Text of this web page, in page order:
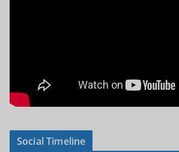
Social Timeline